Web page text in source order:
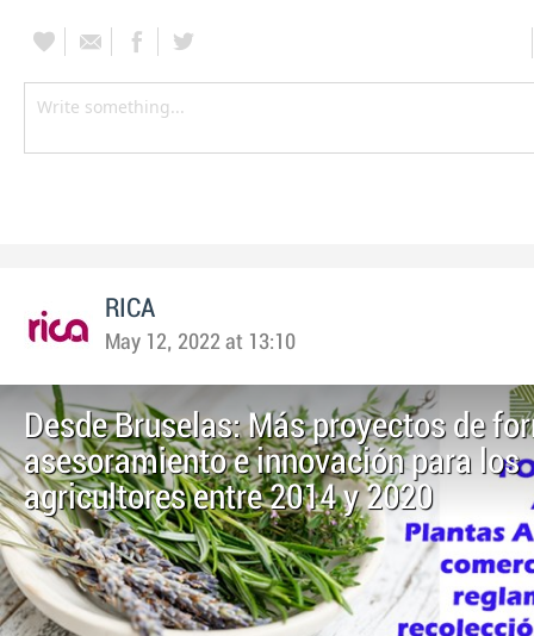
RICA
May 12, 2022 at 13:10
Desde Bruselas: Más proyectos de
asesoramiento e innovación para los
agricultores entre 2014 y 2020